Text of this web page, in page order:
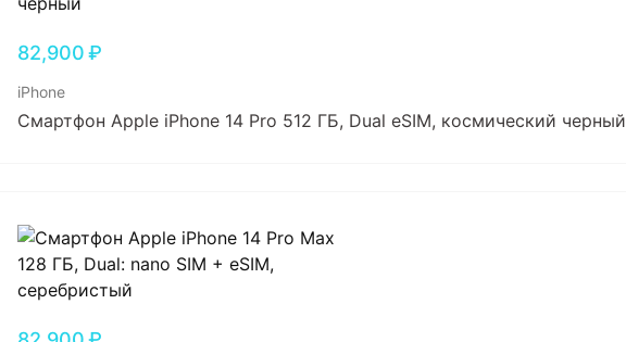
82,900₽
iPhone
Смартфон Apple iPhone 14 Pro 512 ГБ, Dual еSIM, космический черный